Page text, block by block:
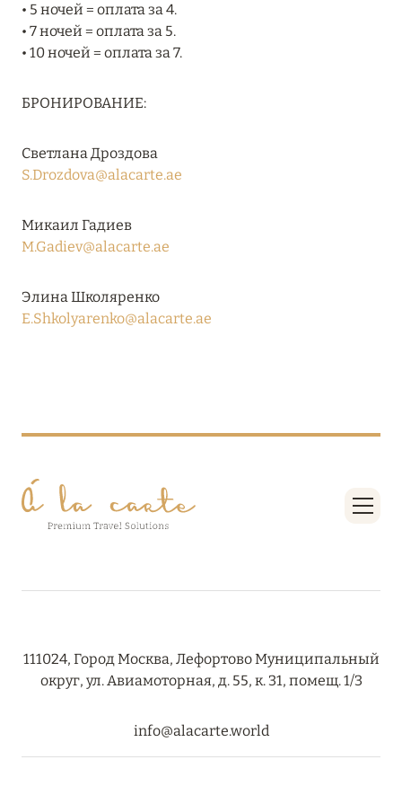
RIXOS PREMIUM SAADIYAT ISLAND ABU DHABI:
КОНЦЕПЦИЯ «ВСЁ ВКЛЮЧЕНО – ВСЁ
ЭКСКЛЮЗИВНО»
27 сентября 2024
HÔTEL BARRIÈRE LES NEIGES
HÔTEL BARRIÈRE LES NEIGES
HÔTEL BARRIÈRE LES NEIGES
КОНЦЕПЦИЯ «ВСЁ ВКЛЮЧЕНО – ВСЁ
ВЫГОДНАЯ АРИФМЕТИКА ОТ ULTIMA GSTAAD
И ULTIMA COURCHEVEL
• 5 ночей = оплата за 4.
• 7 ночей = оплата за 5.
• 10 ночей = оплата за 7.
БРОНИРОВАНИЕ:
Светлана Дроздова
S.Drozdova@alacarte.ae
Микаил Гадиев
M.Gadiev@alacarte.ae
Элина Школяренко
E.Shkolyarenko@alacarte.ae
111024, Город Москва, Лефортово Муниципальный
округ, ул. Авиамоторная, д. 55, к. 31, помещ. 1/3
info@alacarte.world